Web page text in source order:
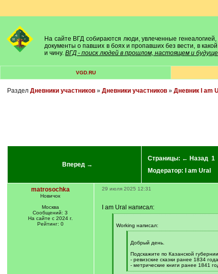
На сайте ВГД собираются люди, увлеченные генеалогией,
документы о павших в боях и пропавших без вести, в
и чину. ВГД - поиск людей в прошлом, настоящем и
VGD.RU
Раздел Дневники участников» Дневники участников» Дневник I am
Вперед →
Страницы: ← Назад 1
Модератор:
I am Ural
matrosochka
Новичок
Москва
Сообщений: 3
На сайте с 2024 г.
Рейтинг: 0
29 июля 2025 12:31
I am Ural написал:
q
Working написал:
q
Добрый день.
Подскажите по Казанской
- ревизские сказки ранее 1834 года
- метрические книги ранее 1841
[